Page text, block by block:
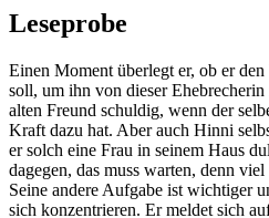
Leseprobe
Einen Moment überlegt er, ob er
soll, um ihn von dieser
alten Freund schuldig, wenn der
Kraft dazu hat. Aber auch Hinni
er solch eine Frau in seinem Haus
dagegen, das muss warten, denn
Seine andere Aufgabe ist wichtiger
sich konzentrieren. Er meldet sich